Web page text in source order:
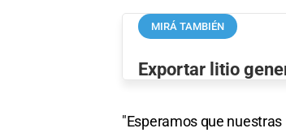
MIRÁ TAMBIÉN
Exportar litio
"Esperamos que